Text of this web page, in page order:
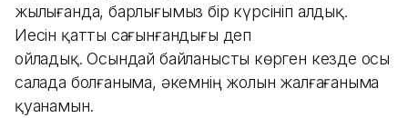
жылығанда, барлығымыз бір күрсініп алдық.
Иесін қатты сағынғандығы деп
ойладық. Осындай байланысты көрген кезде осы
салада болғаныма, әкемнің жолын жалғағаныма
қуанамын.